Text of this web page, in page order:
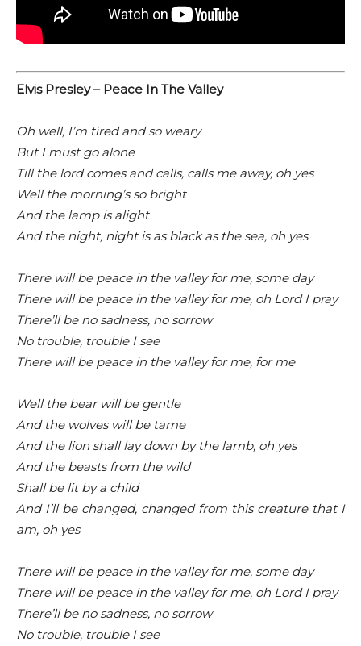
Elvis Presley – Peace In The Valley
Oh well, I’m tired and so weary
But I must go alone
Till the lord comes and calls, calls me away, oh yes
Well the morning’s so bright
And the lamp is alight
And the night, night is as black as the sea, oh yes
There will be peace in the valley for me, some day
There will be peace in the valley for me, oh Lord I pray
There’ll be no sadness, no sorrow
No trouble, trouble I see
There will be peace in the valley for me, for me
Well the bear will be gentle
And the wolves will be tame
And the lion shall lay down by the lamb, oh yes
And the beasts from the wild
Shall be lit by a child
And I’ll be changed, changed from this creature that I
am, oh yes
There will be peace in the valley for me, some day
There will be peace in the valley for me, oh Lord I pray
There’ll be no sadness, no sorrow
No trouble, trouble I see